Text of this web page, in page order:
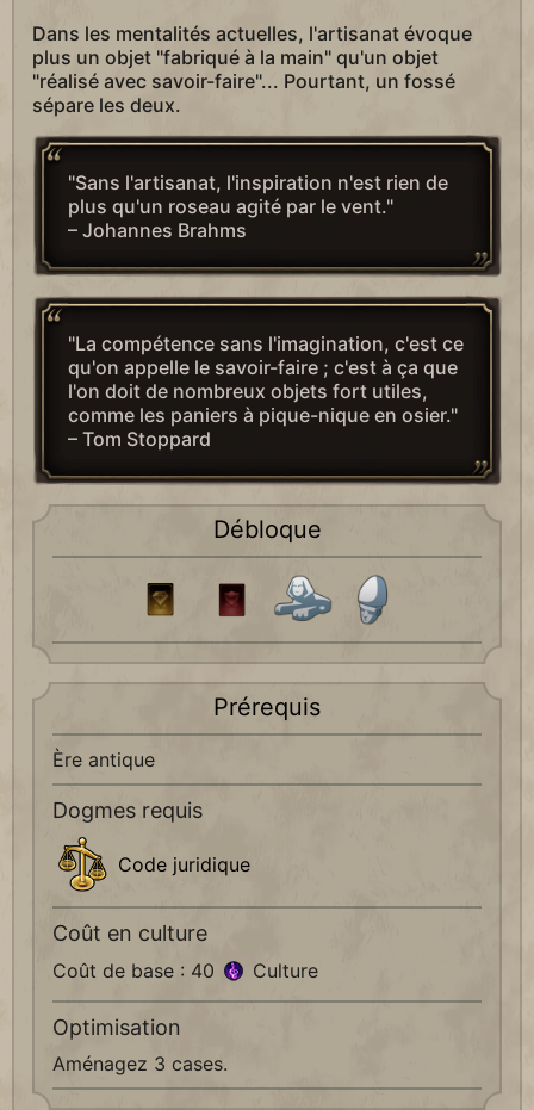
Dans les mentalités actuelles, l'artisanat évoque
plus un objet "fabriqué à la main" qu'un objet
"réalisé avec savoir-faire"... Pourtant, un fossé
sépare les deux.
"Sans l'artisanat, l'inspiration n'est rien de
plus qu'un roseau agité par le vent."
– Johannes Brahms
"La compétence sans l'imagination, c'est ce
qu'on appelle le savoir-faire ; c'est à ça que
l'on doit de nombreux objets fort utiles,
comme les paniers à pique-nique en osier."
– Tom Stoppard
Débloque
Prérequis
Ère antique
Dogmes requis
Code juridique
Coût en culture
Coût de base : 40 Culture
Optimisation
Aménagez 3 cases.